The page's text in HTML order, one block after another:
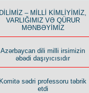
DİLİMİZ – MİLLİ KİMLİYİMİZ,
VARLIĞIMIZ VƏ QÜRUR
MƏNBƏYİMİZ
Azərbaycan dili milli irsimizin
əbədi daşıyıcısıdır
Komitə sədri professoru təbrik
etdi